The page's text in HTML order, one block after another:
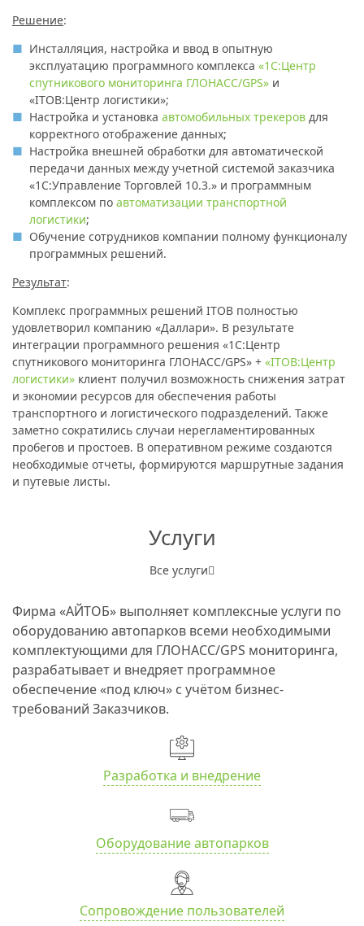
Решение:
Инсталляция, настройка и ввод в опытную
эксплуатацию программного комплекса «1С:Центр
спутникового мониторинга ГЛОНАСС/GPS» и
«ITOB:Центр логистики»;
Настройка и установка автомобильных трекеров для
корректного отображение данных;
Настройка внешней обработки для автоматической
передачи данных между учетной системой заказчика
«1С:Управление Торговлей 10.3.» и программным
комплексом по автоматизации транспортной
логистики;
Обучение сотрудников компании полному функционалу
программных решений.
Результат:
Комплекс программных решений ITOB полностью
удовлетворил компанию «Даллари». В результате
интеграции программного решения «1С:Центр
спутникового мониторинга ГЛОНАСС/GPS» + «ITOB:Центр
логистики» клиент получил возможность снижения затрат
и экономии ресурсов для обеспечения работы
транспортного и логистического подразделений. Также
заметно сократились случаи нерегламентированных
пробегов и простоев. В оперативном режиме создаются
необходимые отчеты, формируются маршрутные задания
и путевые листы.
Услуги
Все услуги
Фирма «АЙТОБ» выполняет комплексные услуги по
оборудованию автопарков всеми необходимыми
комплектующими для ГЛОНАСС/GPS мониторинга,
разрабатывает и внедряет программное
обеспечение «под ключ» с учётом бизнес-
требований Заказчиков.
Разработка и внедрение
Оборудование автопарков
Сопровождение пользователей